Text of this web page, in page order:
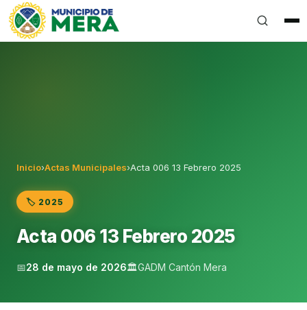
Gobierno Autónomo Descentralizado Municipal del
Inicio›Actas Municipales›Acta 006 13 Febrero 2025
🏷️ 2025
Acta 006 13 Febrero 2025
📅28 de mayo de 2026🏛️GADM Cantón Mera